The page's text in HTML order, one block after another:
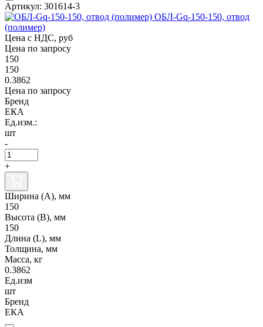
Артикул: 301614-3
ОБЛ-Gq-150-150, отвод
(полимер)
Цена с НДС, руб
Цена по запросу
150
150
0.3862
Цена по запросу
Бренд
ЕКА
Ед.изм.:
шт
-
+
Ширина (А), мм
150
Высота (В), мм
150
Длина (L), мм
Толщина, мм
Масса, кг
0.3862
Ед.изм
шт
Бренд
ЕКА